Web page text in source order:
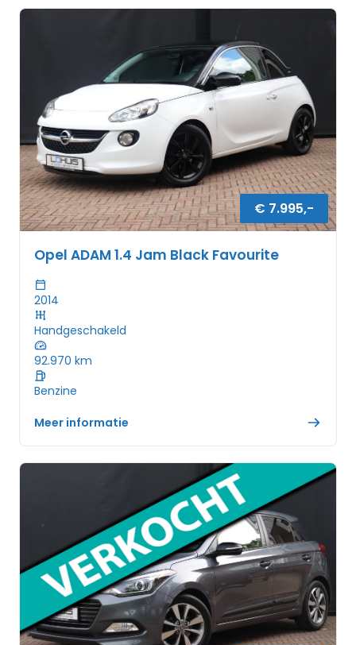
€ 7.995,-
Opel ADAM 1.4 Jam Black Favourite
2014
Handgeschakeld
92.970 km
Benzine
Meer informatie